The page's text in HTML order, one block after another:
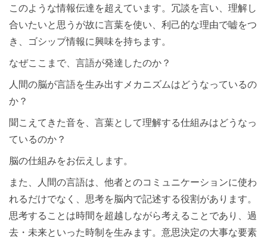
このような情報伝達を超えています。冗談を言い、理解し
合いたいと思うが故に言葉を使い、利己的な理由で嘘をつ
き、ゴシップ情報に興味を持ちます。
なぜここまで、言語が発達したのか？
人間の脳が言語を生み出すメカニズムはどうなっているの
か？
聞こえてきた音を、言葉として理解する仕組みはどうなっ
ているのか？
脳の仕組みをお伝えします。
また、人間の言語は、他者とのコミュニケーションに使わ
れるだけでなく、思考を脳内で記述する役割があります。
思考することは時間を超越しながら考えることであり、過
去・未来といった時制を生みます。意思決定の大事な要素